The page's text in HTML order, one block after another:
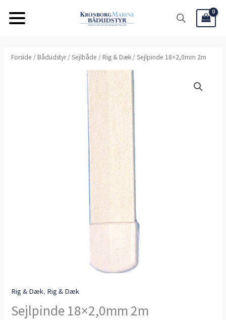
Forside / Bådudstyr/Sejlbåde / Rig & Dæk / Sejlpinde 18×2,0mm 2m
Rig & Dæk, Rig & Dæk
Sejlpinde 18×2,0mm 2m
Sejlpinde